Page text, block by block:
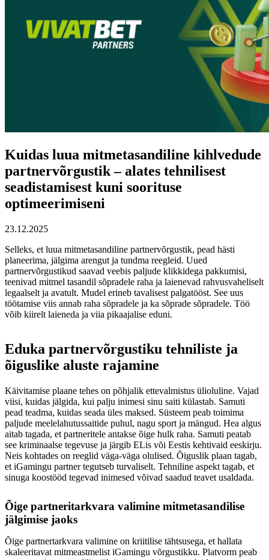
Kuidas luua mitmetasandiline kihlvedude
partnervõrgustik – alates tehnilisest
seadistamisest kuni soorituse
optimeerimiseni
23.12.2025
Selleks, et luua mitmetasandiline partnervõrgustik, pead hästi
planeerima, jälgima arengut ja tundma reegleid. Uued
partnervõrgustikud saavad veebis paljude klikkidega pakkumisi,
teenivad mitmel tasandil sõpradele raha ja laienevad rahvusvaheliselt
legaalselt ja avatult. Mudel erineb tavalisest palgatööst. See uus
töötamise viis annab raha sõpradele ja ka sõprade sõpradele. Töö
võib kiirelt laieneda ja viia pikaajalise eduni.
Eduka partnervõrgustiku tehniliste ja
õiguslike aluste rajamine
Käivitamise plaane tehes on põhjalik ettevalmistus ülioluline. Vajad
viisi, kuidas jälgida, kui palju inimesi sinu saiti külastab. Samuti
pead teadma, kuidas seada üles maksed. Süsteem peab toimima
paljude meelelahutussaitide puhul, nagu sport ja mängud. Hea algus
aitab tagada, et partneritele antakse õige hulk raha. Samuti peatab
see kriminaalse tegevuse ja järgib ELis või Eestis kehtivaid eeskirju.
Neis kohtades on reeglid väga-väga olulised. Õiguslik plaan tagab,
et iGamingu partner tegutseb turvaliselt. Tehniline aspekt tagab, et
sinuga koostööd tegevad inimesed võivad saadud teavet usaldada.
Õige partneritarkvara valimine mitmetasandilise
jälgimise jaoks
Õige partnertarkvara valimine on kriitilise tähtsusega, et hallata
skaleeritavat mitmeastmelist iGamingu võrgustikku. Platvorm peab